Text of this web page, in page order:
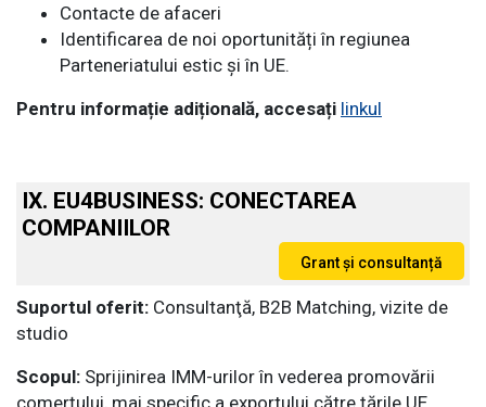
Contacte de afaceri
Identificarea de noi oportunități în regiunea
Parteneriatului estic și în UE.
Pentru informație adițională, accesați linkul
IX. EU4BUSINESS: CONECTAREA
COMPANIILOR
Suportul oferit: Consultanţă, B2B Matching, vizite de
studio
Scopul: Sprijinirea IMM-urilor în vederea promovării